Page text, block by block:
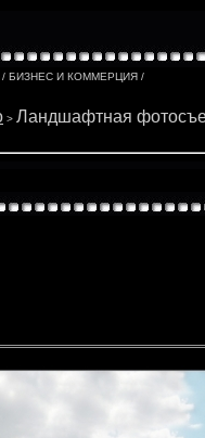
/ БИЗНЕС И КОММЕРЦИЯ /
> Ландшафтная